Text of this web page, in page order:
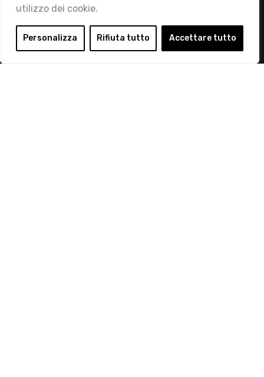
utilizzo dei cookie.
Personalizza Rifiuta tutto Accettare tutto
Area Riservata
Login
Diventa Socio